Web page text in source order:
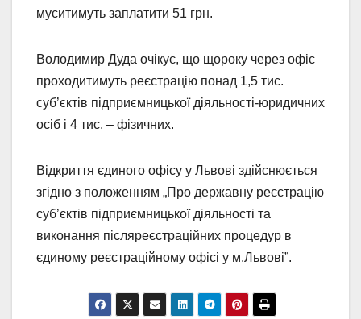
муситимуть заплатити 51 грн.
Володимир Дуда очікує, що щороку через офіс
проходитимуть реєстрацію понад 1,5 тис.
суб’єктів підприємницької діяльності-юридичних
осіб і 4 тис. – фізичних.
Відкриття єдиного офісу у Львові здійснюється
згідно з положенням „Про державну реєстрацію
суб’єктів підприємницької діяльності та
виконання післяреєстраційних процедур в
єдиному реєстраційному офісі у м.Львові”.